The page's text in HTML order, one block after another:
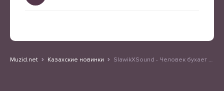
Muzid.net Казахские новинки SlawikXSound - Человек бухает не ради веселья